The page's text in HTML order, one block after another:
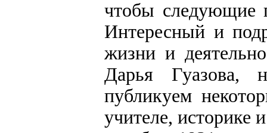
чтобы следующие
Интересный и
жизни и
Дарья Гуазова,
публикуем
учителе, историке